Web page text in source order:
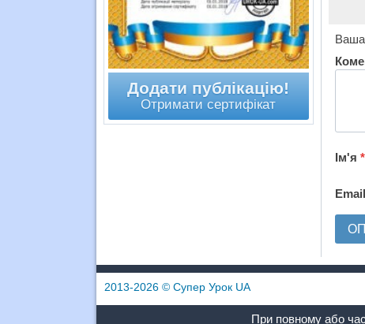
Ваша
Ім'я *
Email
Додати публікацію!
Отримати сертифікат
2013-2026© Супер Урок UA
При повному або